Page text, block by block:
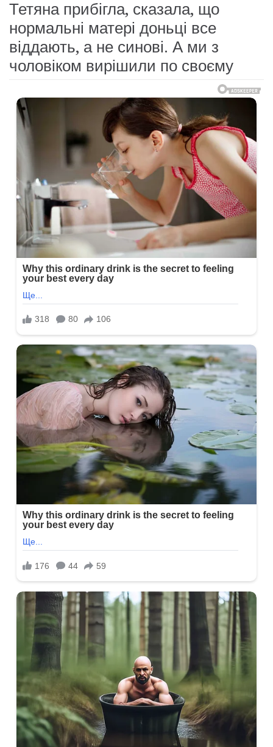
Тетяна прибігла, сказала, що
нормальні матері доньці все
віддають, а не синові. А ми з
чоловіком вирішили по своєму